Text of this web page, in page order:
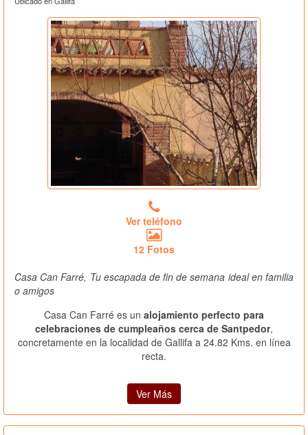
Ver teléfono
12 Fotos
Casa Can Farré, Tu escapada de fin de semana ideal en familia
o amigos
Casa Can Farré es un alojamiento perfecto para
celebraciones de cumpleaños cerca de Santpedor,
concretamente en la localidad de Gallifa a 24.82 Kms. en línea
recta.
Ver Más